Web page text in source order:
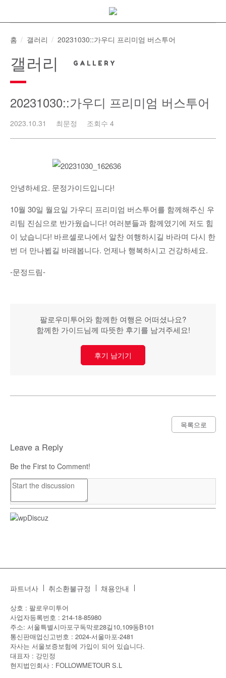
content
홈
갤러리 20231030::가우디 프리미엄 버스투어
갤러리
20231030::가우디 프리미엄 버스투어
2023.10.31 최문정 조회수 4
안녕하세요. 문정가이드입니다!
10월 30일 월요일 가우디 프리미엄 버스투어를 함께해주신 우
리팀 진심으로 반가웠습니다! 여러분들과 함께였기에 저도 힘
이 났습니다! 바르셀로나에서 알찬 여행하시길 바라며 다시 한
번 더 만나뵙길 바래봅니다. 언제나 행복하시고 건강하세요.
-문정드림-
팔로우미투어와 함께한 여행은 어떠셨나요?
함께한 가이드님께 따뜻한 후기를 남겨주세요!
후기 남기기
목록으로
Leave a Reply
Be the First to Comment!
파트너사 취소환불규정 채용안내
상호 : 팔로우미투어
사업자등록번호 : 214-18-85980
주소: 서울특별시마포구독막로28길10,109동B101
통신판매업신고번호 : 2024-서울마포-2481
자사는 서울보증보험에 가입이 되어 있습니다.
대표자 : 강민정
현지법인회사 : FOLLOWMETOUR S.L